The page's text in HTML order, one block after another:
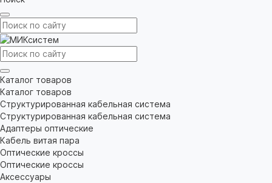
Каталог товаров
Каталог товаров
Структурированная кабельная система
Структурированная кабельная система
Адаптеры оптические
Кабель витая пара
Оптические кроссы
Оптические кроссы
Аксессуары